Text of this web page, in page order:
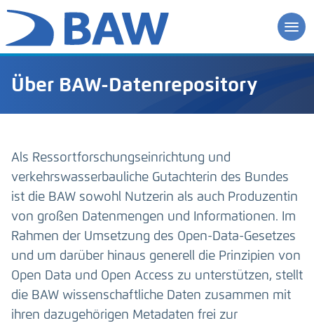
Über BAW-Datenrepository
Als Ressortforschungseinrichtung und
verkehrswasserbauliche Gutachterin des Bundes
ist die BAW sowohl Nutzerin als auch Produzentin
von großen Datenmengen und Informationen. Im
Rahmen der Umsetzung des Open-Data-Gesetzes
und um darüber hinaus generell die Prinzipien von
Open Data und Open Access zu unterstützen, stellt
die BAW wissenschaftliche Daten zusammen mit
ihren dazugehörigen Metadaten frei zur